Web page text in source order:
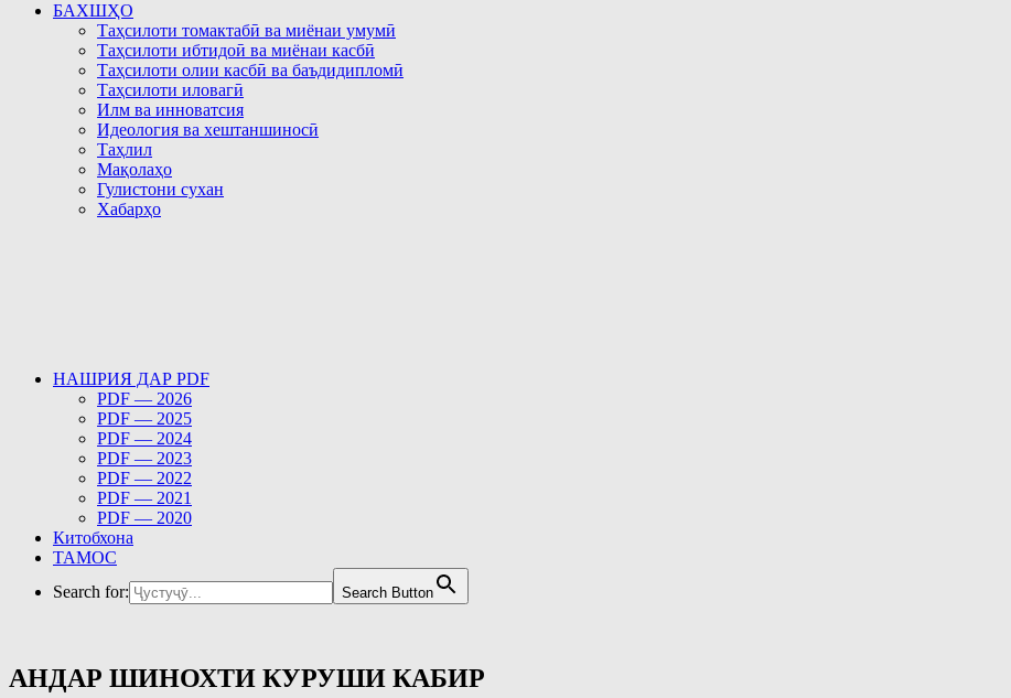
БАХШҲО
Таҳсилоти томактабӣ ва миёнаи умумӣ
Таҳсилоти ибтидоӣ ва миёнаи касбӣ
Таҳсилоти олии касбӣ ва баъдидипломӣ
Таҳсилоти иловагӣ
Илм ва инноватсия
Идеология ва хештаншиносӣ
Таҳлил
Мақолаҳо
Гулистони сухан
Хабарҳо
НАШРИЯ ДАР PDF
PDF — 2026
PDF — 2025
PDF — 2024
PDF — 2023
PDF — 2022
PDF — 2021
PDF — 2020
Китобхона
ТАМОС
Search for:
Search Button
АНДАР ШИНОХТИ КУРУШИ КАБИР